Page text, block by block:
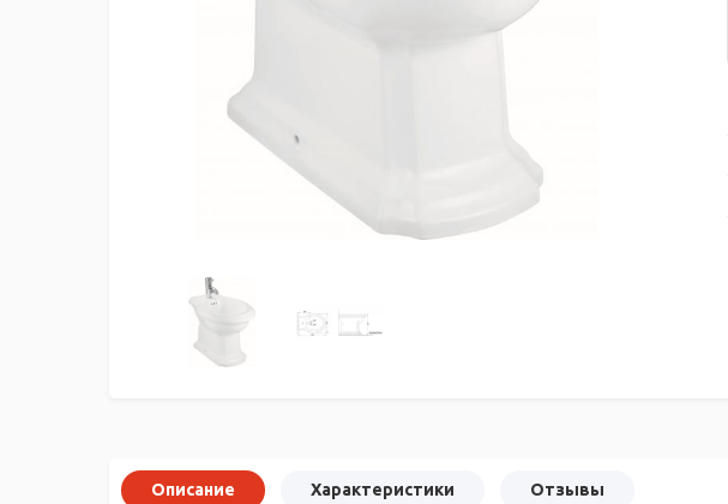
Описание Характеристики Отзывы